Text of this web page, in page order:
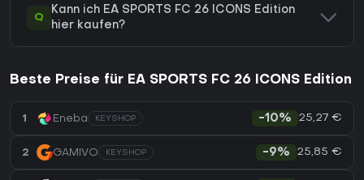
Q
Kann ich EA SPORTS FC 26 ICONS Edition
hier kaufen?
Beste Preise für EA SPORTS FC 26 ICONS Edition
1 Eneba KEYSHOP -10% 25,27 €
2 GAMIVO KEYSHOP -9% 25,85 €